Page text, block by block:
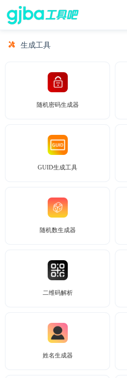
生成工具
随机密码生成器
GUID生成工具
随机数生成器
二维码解析
姓名生成器